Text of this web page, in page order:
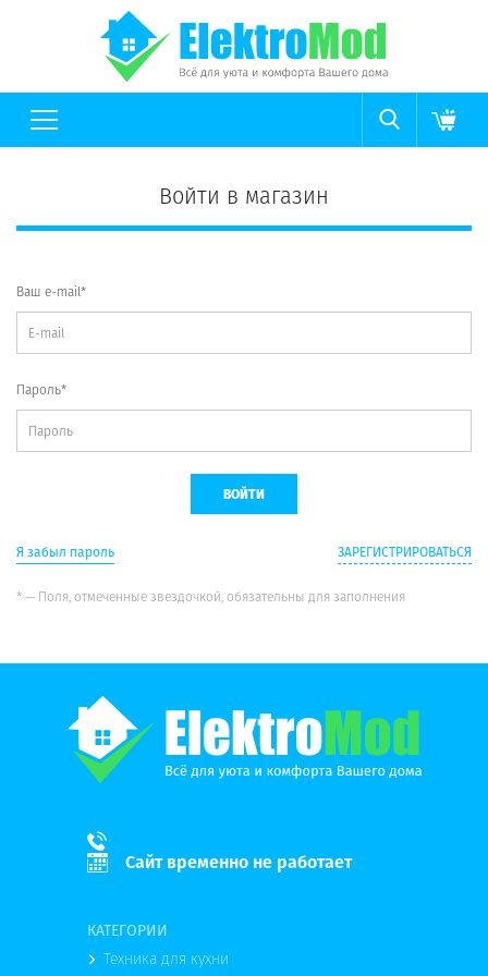
Войти в магазин
Ваш e-mail*
Пароль*
Я забыл пароль ЗАРЕГИСТРИРОВАТЬСЯ
* — Поля, отмеченные звездочкой, обязательны для заполнения
Сайт временно не работает
КАТЕГОРИИ
Техника для кухни